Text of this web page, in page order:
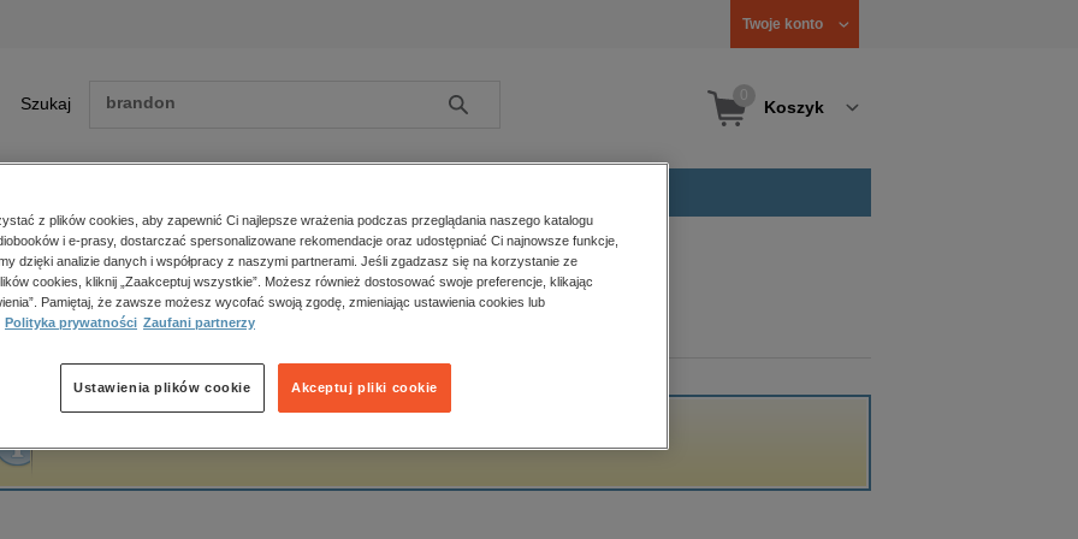
Twoje konto
Szukaj Szukaj Koszyk
Zobacz wszystkie E-prasa
polityka, społeczno-informacyjne
psychologiczne
popularno-naukowe
historia
główna Wojciech Musiał
Musiał
z plików cookies, aby zapewnić Ci najlepsze wrażenia podczas przeglądania naszego katalogu
i e-prasy, dostarczać spersonalizowane rekomendacje oraz udostępniać Ci najnowsze funkcje,
dzięki analizie danych i współpracy z naszymi partnerami. Jeśli zgadzasz się na korzystanie ze
cookies, kliknij „Zaakceptuj wszystkie”. Możesz również dostosować swoje preferencje, klikając
Pamiętaj, że zawsze możesz wycofać swoją zgodę, zmieniając ustawienia cookies lub
Polityka prywatności Zaufani partnerzy
Akceptuj pliki cookie
Ustawienia plików cookie